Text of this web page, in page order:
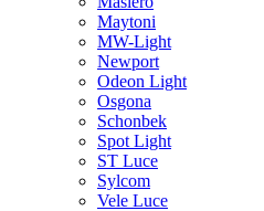
Maytoni
MW-Light
Newport
Odeon Light
Osgona
Schonbek
Spot Light
ST Luce
Sylcom
Vele Luce